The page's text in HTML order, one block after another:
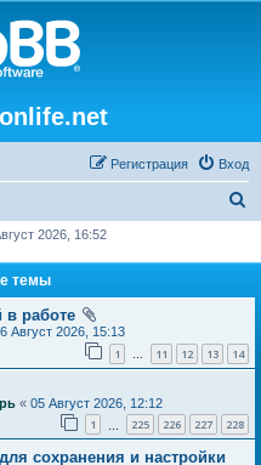
Вход
Регистрация
2026, 16:52
темы
в работе
Август 2026, 15:13
1 … 11 12 13 14
« 05 Август 2026, 12:12
1 225 226 227 228
сохранения и настройки